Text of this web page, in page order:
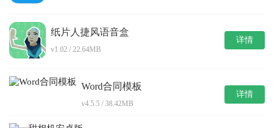
纸片人捷风语音盒
v1.02 / 22.64MB
详情
Word合同模板
v4.5.5 / 38.42MB
详情